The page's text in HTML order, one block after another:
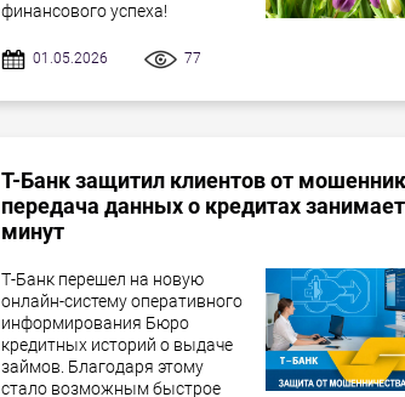
финансового успеха!
01.05.2026 77
Т-Банк защитил клиентов от
передача данных о кредитах
минут
Т-Банк перешел на новую
онлайн-систему оперативного
информирования Бюро
кредитных историй о выдаче
займов. Благодаря этому
стало возможным быстрое